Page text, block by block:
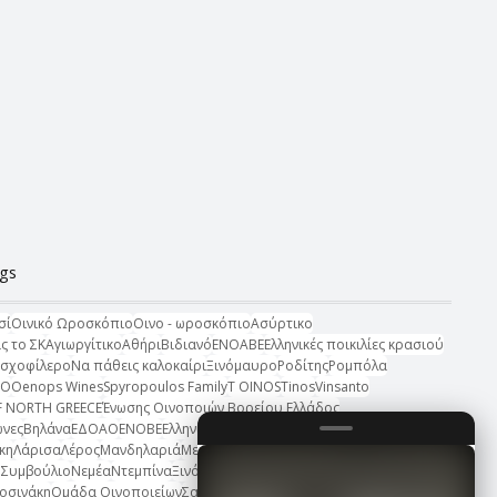
Οινικό ΩροσκόπιοΟινο - ωροσκόπιοΑσύρτικο
το ΣΚΑγιωργίτικοΑθήριΒιδιανόΕΝΟΑΒΕΕλληνικές ποικιλίες κρασιού
Να πάθεις καλοκαίριΞινόμαυροΡοδίτηςΡομπόλα
Oenops WinesSpyropoulos FamilyT OINOSTinosVinsanto
NORTH GREECEΈνωσης Οινοποιών Βορείου Ελλάδος
ΒηλάναΕΔΟΑΟΕΝΟΒΕΕλληνικό ερυθρό κρασί
Ιέρεια Μποσινάκη
ΛάρισαΛέροςΜανδηλαριάΜεσογειακή κουζίνα
ΝεμέαΝτεμπίναΞινόμαυρο vs Αγιωργίτικο
Ομάδα ΟινοποιείωνΣαββατιανό